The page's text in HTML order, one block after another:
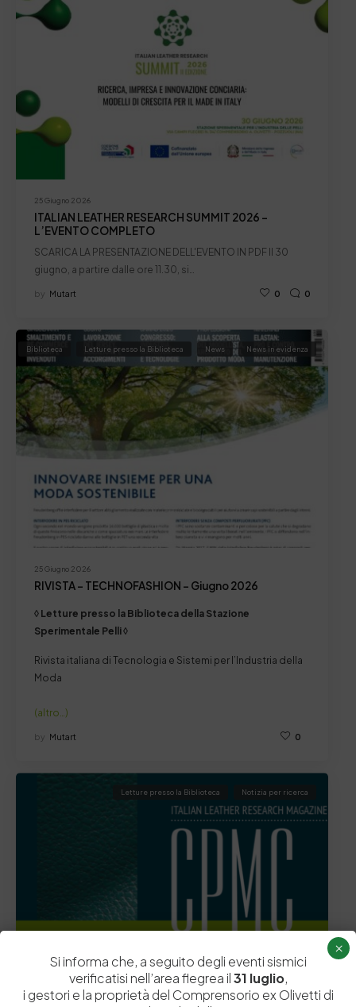
25 Giugno 2026
ITALIAN LEATHER RESEARCH SUMMIT 2026 –
L’EVENTO COMPLETO
SCARICA LA PRESENTAZIONE DELL'EVENTO IN PDF Il 30
giugno, a partire dalle ore 11.30, si…
by Mutart 0 0
25 Giugno 2026
Biblioteca Letture presso la Biblioteca News News in evidenza
RIVISTA – TECHNOFASHION – Giugno 2026
◊ Letture presso la Biblioteca della Stazione
Sperimentale Pelli ◊
Rivista italiana di Tecnologia e Sistemi per l’Industria della
Moda
(altro…)
by Mutart 0
Letture presso la Biblioteca Notizia per ricerca
Si informa che, a seguito degli eventi sismici
verificatisi nell’area flegrea il31 luglio,
i gestori e la proprietà del Comprensorio ex Olivetti di
×